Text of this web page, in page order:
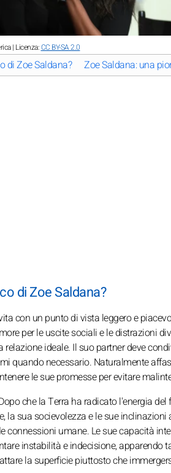
| Licenza:CC BY-SA 2.0
di Zoe Saldana? Zoe Saldana: una
di Zoe Saldana?
con un punto di vista leggero e
per le uscite sociali e le distrazioni
ideale. Il suo partner deve
quando necessario. Naturalmente
le sue promesse per evitare
che la Terra ha radicato l'energia
la sua socievolezza e le sue
connessioni umane. Le sue capacità
instabilità e indecisione, apparendo
la superficie piuttosto che